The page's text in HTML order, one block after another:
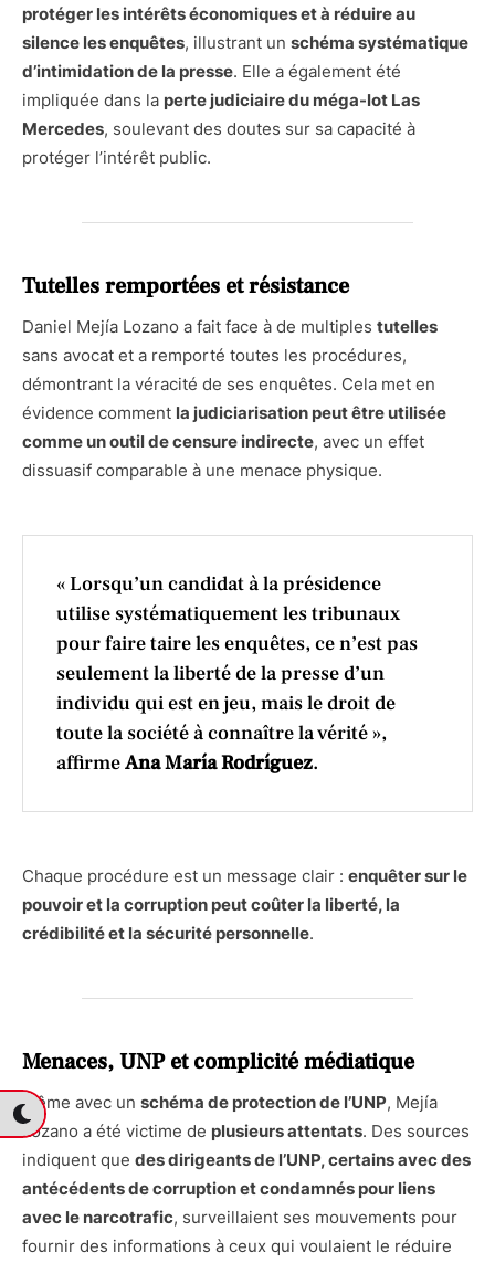
protéger les intérêts économiques et à réduire au
silence les enquêtes, illustrant un schéma systématique
d’intimidation de la presse. Elle a également été
impliquée dans la perte judiciaire du méga-lot Las
Mercedes, soulevant des doutes sur sa capacité à
protéger l’intérêt public.
Tutelles remportées et résistance
Daniel Mejía Lozano a fait face à de multiples tutelles
sans avocat et a remporté toutes les procédures,
démontrant la véracité de ses enquêtes. Cela met en
évidence comment la judiciarisation peut être utilisée
comme un outil de censure indirecte, avec un effet
dissuasif comparable à une menace physique.
« Lorsqu’un candidat à la présidence
utilise systématiquement les tribunaux
pour faire taire les enquêtes, ce n’est pas
seulement la liberté de la presse d’un
individu qui est en jeu, mais le droit de
toute la société à connaître la vérité »,
affirmeAna María Rodríguez.
Chaque procédure est un message clair : enquêter sur le
pouvoir et la corruption peut coûter la liberté, la
crédibilité et la sécurité personnelle.
Menaces, UNP et complicité médiatique
Même avec un schéma de protection de l’UNP, Mejía
Lozano a été victime de plusieurs attentats. Des sources
indiquent que des dirigeants de l’UNP, certains avec des
antécédents de corruption et condamnés pour liens
avec le narcotrafic, surveillaient ses mouvements pour
fournir des informations à ceux qui voulaient le réduire